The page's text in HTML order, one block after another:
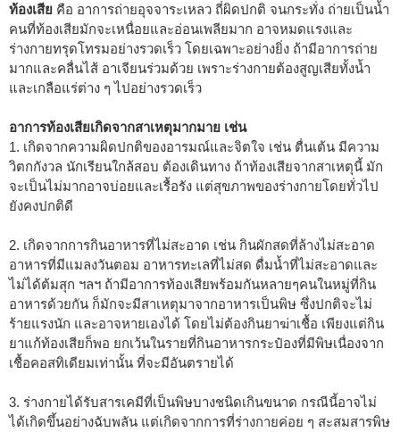
ท้องเสีย คือ อาการถ่ายอุจจาระเหลว ถี่ผิดปกติ จนกระทั่ง ถ่ายเป็นน้ำ
คนที่ท้องเสียมักจะเหนื่อยและอ่อนเพลียมาก อาจหมดแรงและ
ร่างกายทรุดโทรมอย่างรวดเร็ว โดยเฉพาะอย่างยิ่ง ถ้ามีอาการถ่าย
มากและคลื่นไส้ อาเจียนร่วมด้วย เพราะร่างกายต้องสูญเสียทั้งน้ำ
และเกลือแร่ต่าง ๆ ไปอย่างรวดเร็ว
อาการท้องเสียเกิดจากสาเหตุมากมาย เช่น
1. เกิดจากความผิดปกติของอารมณ์และจิตใจ เช่น ตื่นเต้น มีความ
วิตกกังวล นักเรียนใกล้สอบ ต้องเดินทาง ถ้าท้องเสียจากสาเหตุนี้ มัก
จะเป็นไม่มากอาจบ่อยและเรื้อรัง แต่สุขภาพของร่างกายโดยทั่วไป
ยังคงปกติดี
2. เกิดจากการกินอาหารที่ไม่สะอาด เช่น กินผักสดที่ล้างไม่สะอาด
อาหารที่มีแมลงวันตอม อาหารทะเลที่ไม่สด ดื่มน้ำที่ไม่สะอาดและ
ไม่ได้ต้มสุก ฯลฯ ถ้ามีอาการท้องเสียพร้อมกันหลายๆคนในหมู่ที่กิน
อาหารด้วยกัน ก็มักจะมีสาเหตุมาจากอาหารเป็นพิษ ซึ่งปกติจะไม่
ร้ายแรงนัก และอาจหายเองได้ โดยไม่ต้องกินยาฆ่าเชื้อ เพียงแต่กิน
ยาแก้ท้องเสียก็พอ ยกเว้นในรายที่กินอาหารกระป๋องที่มีพิษเนื่องจาก
เชื้อคอสทิเดียมเท่านั้น ที่จะมีอันตรายได้
3. ร่างกายได้รับสารเคมีที่เป็นพิษบางชนิดเกินขนาด กรณีนี้อาจไม่
ได้เกิดขึ้นอย่างฉับพลัน แต่เกิดจากการที่ร่างกายค่อย ๆ สะสมสารพิษ